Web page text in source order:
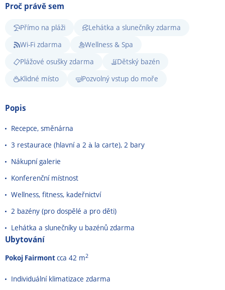
Proč právě sem
Přímo na pláži
Lehátka a slunečníky zdarma
Wi-Fi zdarma
Wellness & Spa
Plážové osušky zdarma
Dětský bazén
Klidné místo
Pozvolný vstup do moře
Popis
Recepce, směnárna
3 restaurace (hlavní a 2 à la carte), 2 bary
Nákupní galerie
Konferenční místnost
Wellness, fitness, kadeřnictví
2 bazény (pro dospělé a pro děti)
Lehátka a slunečníky u bazénů zdarma
Ubytování
Pokoj Fairmontcca 42 m2
Individuální klimatizace zdarma